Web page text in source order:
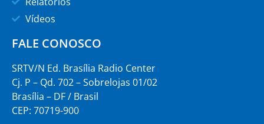
Vídeos
FALE CONOSCO
SRTV/N Ed. Brasília Radio Center
Cj. P – Qd. 702 – Sobrelojas 01/02
Brasília – DF / Brasil
CEP: 70719-900